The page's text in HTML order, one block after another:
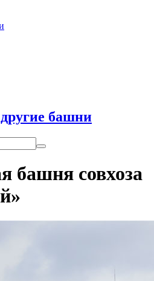
башни
башня совхоза